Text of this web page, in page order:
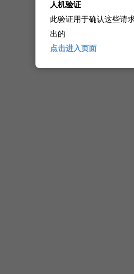
人机验证
此验证用于确认这些请
出的
点击进入页面